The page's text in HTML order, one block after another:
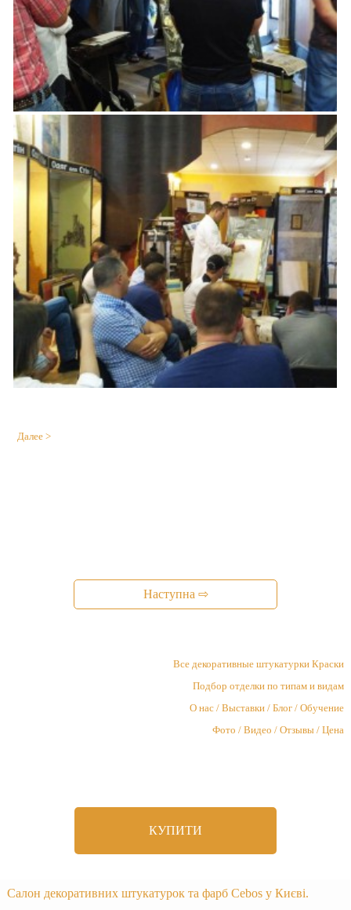
Далее >
Наступна ⇨
Все декоративные штукатурки Краски
Подбор отделки по типам и видам
О нас / Выставки / Блог / Обучение
Фото / Видео / Отзывы / Цена
КУПИТИ
Салон декоративних штукатурок та фарб Cebos у Києві.